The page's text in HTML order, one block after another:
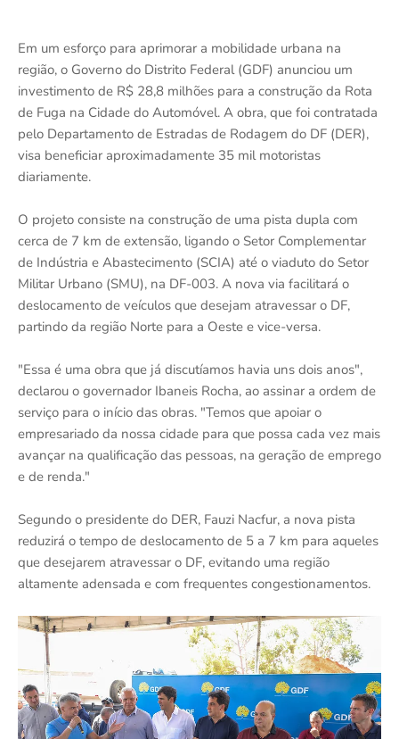
Em um esforço para aprimorar a mobilidade urbana na
região, o Governo do Distrito Federal (GDF) anunciou um
investimento de R$ 28,8 milhões para a construção da Rota
de Fuga na Cidade do Automóvel. A obra, que foi contratada
pelo Departamento de Estradas de Rodagem do DF (DER),
visa beneficiar aproximadamente 35 mil motoristas
diariamente.
O projeto consiste na construção de uma pista dupla com
cerca de 7 km de extensão, ligando o Setor Complementar
de Indústria e Abastecimento (SCIA) até o viaduto do Setor
Militar Urbano (SMU), na DF-003. A nova via facilitará o
deslocamento de veículos que desejam atravessar o DF,
partindo da região Norte para a Oeste e vice-versa.
"Essa é uma obra que já discutíamos havia uns dois anos",
declarou o governador Ibaneis Rocha, ao assinar a ordem de
serviço para o início das obras. "Temos que apoiar o
empresariado da nossa cidade para que possa cada vez mais
avançar na qualificação das pessoas, na geração de emprego
e de renda."
Segundo o presidente do DER, Fauzi Nacfur, a nova pista
reduzirá o tempo de deslocamento de 5 a 7 km para aqueles
que desejarem atravessar o DF, evitando uma região
altamente adensada e com frequentes congestionamentos.